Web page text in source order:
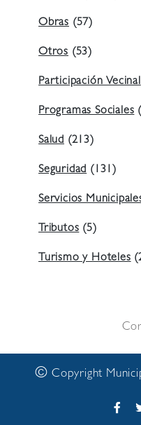
Obras (57)
Otros (53)
Participación Vecinal
Programas Sociales
Salud (213)
Seguridad (131)
Servicios
Tributos (5)
Turismo y Hoteles
© Copyright